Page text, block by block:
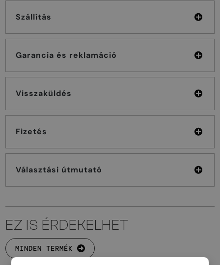
Szállítás
Garancia és reklamáció
Visszaküldés
Fizetés
Választási útmutató
EZ IS ÉRDEKELHET
MINDEN TERMÉK